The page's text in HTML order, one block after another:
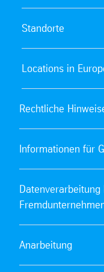
Standorte
Locations in
Rechtliche
Informationen für
Datenverarbeitung
Anarbeitung